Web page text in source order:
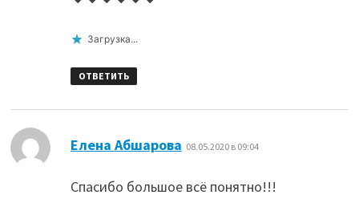
Загрузка...
ОТВЕТИТЬ
Елена Абшарова 08.05.2020 в 09:04
Спасибо большое всё понятно!!!